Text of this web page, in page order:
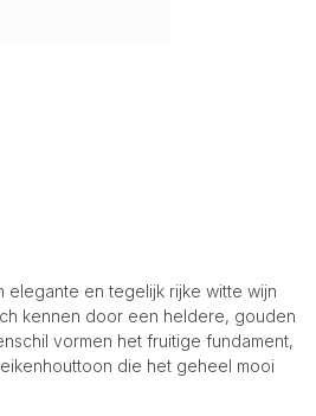
elegante en tegelijk rijke witte wijn
kennen door een heldere, gouden
vormen het fruitige fundament,
die het geheel mooi